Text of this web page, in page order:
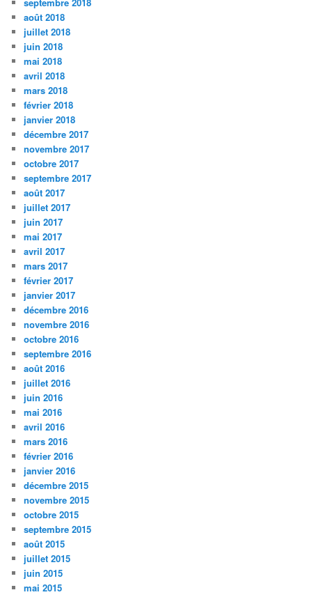
août 2018
juillet 2018
juin 2018
mai 2018
avril 2018
mars 2018
février 2018
janvier 2018
décembre 2017
novembre 2017
octobre 2017
septembre 2017
août 2017
juillet 2017
juin 2017
mai 2017
avril 2017
mars 2017
février 2017
janvier 2017
décembre 2016
novembre 2016
octobre 2016
septembre 2016
août 2016
juillet 2016
juin 2016
mai 2016
avril 2016
mars 2016
février 2016
janvier 2016
décembre 2015
novembre 2015
octobre 2015
septembre 2015
août 2015
juillet 2015
juin 2015
mai 2015